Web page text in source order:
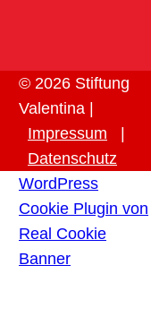
© 2026 Stiftung
Valentina |
Impressum
Datenschutz
WordPress
Cookie Plugin von
Real Cookie
Banner